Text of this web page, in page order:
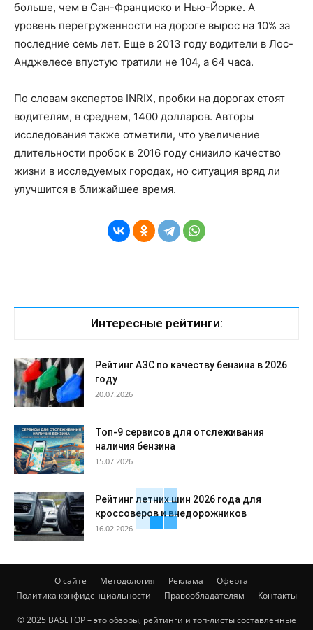
больше, чем в Сан-Франциско и Нью-Йорке. А
уровень перегруженности на дороге вырос на 10% за
последние семь лет. Еще в 2013 году водители в Лос-
Анджелесе впустую тратили не 104, а 64 часа.
По словам экспертов INRIX, пробки на дорогах стоят
водителям, в среднем, 1400 долларов. Авторы
исследования также отметили, что увеличение
длительности пробок в 2016 году снизило качество
жизни в исследуемых городах, но ситуация вряд ли
улучшится в ближайшее время.
Интересные рейтинги:
Рейтинг АЗС по качеству бензина в 2026
году
20.07.2026
Топ-9 сервисов для отслеживания
наличия бензина
15.07.2026
Рейтинг летних шин 2026 года для
кроссоверов и внедорожников
16.02.2026
О сайте Методология Реклама
Оферта
Политика конфиденциальности
Правообладателям Контакты
© 2025 BASETOP – это обзоры, рейтинги и топ-листы составленные